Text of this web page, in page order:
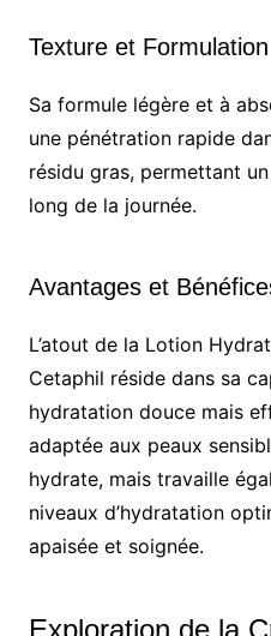
Texture et Formulation
Sa formule légère et à
une pénétration rapide
résidu gras, permettant
long de la journée.
Avantages et
L’atout de la Lotion
Cetaphil réside dans sa
hydratation douce mais
adaptée aux peaux
hydrate, mais travaille
niveaux d’hydratation
apaisée et soignée.
Exploration de la